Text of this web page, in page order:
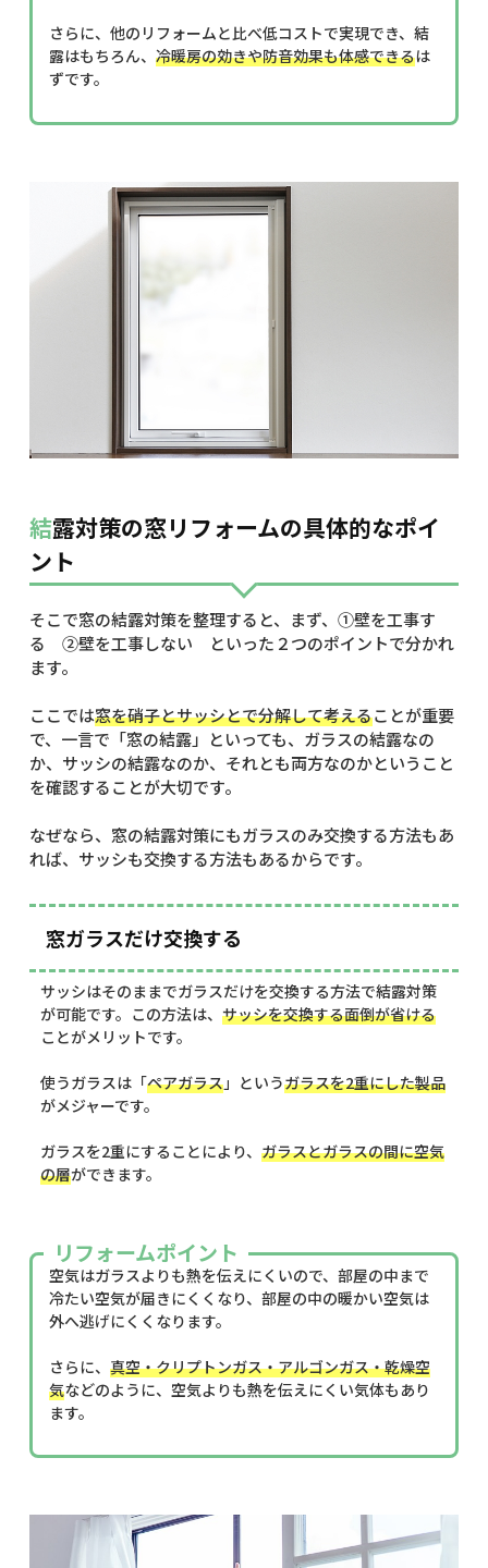
さらに、他のリフォームと比べ低コストで実現でき、結
露はもちろん、 冷暖房の効きや防音効果も体感できるは
ずです。
結露対策の窓リフォームの具体的なポイ
ント
そこで窓の結露対策を整理すると、まず、①壁を工事す
る ②壁を工事しない といった２つのポイントで分かれ
ます。
ここでは窓を硝子とサッシとで分解して考えることが重要
で、一言で「窓の結露」といっても、ガラスの結露なの
か、サッシの結露なのか、それとも両方なのかということ
を確認することが大切です。
なぜなら、窓の結露対策にもガラスのみ交換する方法もあ
れば、サッシも交換する方法もあるからです。
窓ガラスだけ交換する
サッシはそのままでガラスだけを交換する方法で結露対策
が可能です。この方法は、 サッシを交換する面倒が省ける
ことがメリットです。
使うガラスは「ペアガラス」というガラスを2重にした製品
がメジャーです。
ガラスを2重にすることにより、 ガラスとガラスの間に空気
の層ができます。
リフォームポイント
空気はガラスよりも熱を伝えにくいので、部屋の中まで
冷たい空気が届きにくくなり、部屋の中の暖かい空気は
外へ逃げにくくなります。
さらに、 真空・クリプトンガス・アルゴンガス・乾燥空
気などのように、空気よりも熱を伝えにくい気体もあり
ます。